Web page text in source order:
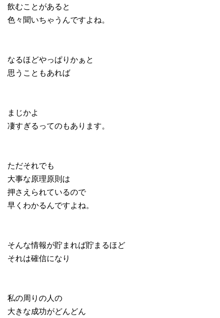
飲むことがあると
色々聞いちゃうんですよね。
なるほどやっぱりかぁと
思うこともあれば
まじかよ
凄すぎるってのもあります。
ただそれでも
大事な原理原則は
押さえられているので
早くわかるんですよね。
そんな情報が貯まれば貯まるほど
それは確信になり
私の周りの人の
大きな成功がどんどん